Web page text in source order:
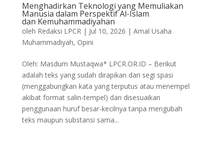
Menghadirkan Teknologi yang Memuliakan
Manusia dalam Perspektif Al-Islam
dan Kemuhammadiyahan
oleh Redaksi LPCR| Jul 10, 2026 | Amal Usaha
Muhammadiyah, Opini
Oleh: Masdum Mustaqwa* LPCR.OR.ID – Berikut
adalah teks yang sudah dirapikan dari segi spasi
(menggabungkan kata yang terputus atau menempel
akibat format salin-tempel) dan disesuaikan
penggunaan huruf besar-kecilnya tanpa mengubah
teks maupun substansi sama...